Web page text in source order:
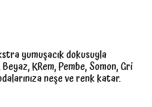
yumuşacık dokusuyla
KRem, Pembe, Somon, Gri
neşe ve renk katar.